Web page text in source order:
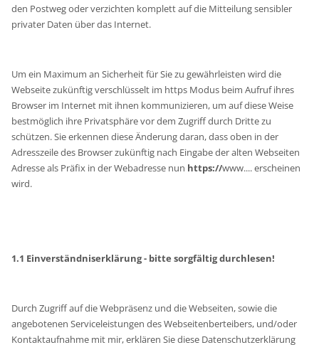
den Postweg oder verzichten komplett auf die Mitteilung sensibler
privater Daten über das Internet.
Um ein Maximum an Sicherheit für Sie zu gewährleisten wird die
Webseite zukünftig verschlüsselt im https Modus beim Aufruf ihres
Browser im Internet mit ihnen kommunizieren, um auf diese Weise
bestmöglich ihre Privatsphäre vor dem Zugriff durch Dritte zu
schützen. Sie erkennen diese Änderung daran, dass oben in der
Adresszeile des Browser zukünftig nach Eingabe der alten Webseiten
Adresse als Präfix in der Webadresse nun https://www.... erscheinen
wird.
1.1 Einverständniserklärung - bitte sorgfältig durchlesen!
Durch Zugriff auf die Webpräsenz und die Webseiten, sowie die
angebotenen Serviceleistungen des Webseitenberteibers, und/oder
Kontaktaufnahme mit mir, erklären Sie diese Datenschutzerklärung